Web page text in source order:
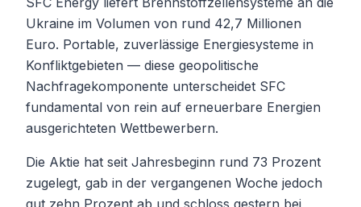
Ukraine im Volumen von rund 42,7 Millionen
Euro. Portable, zuverlässige Energiesysteme in
Konfliktgebieten — diese geopolitische
Nachfragekomponente unterscheidet SFC
fundamental von rein auf erneuerbare Energien
ausgerichteten Wettbewerbern.
Die Aktie hat seit Jahresbeginn rund 73 Prozent
zugelegt, gab in der vergangenen Woche jedoch
gut zehn Prozent ab und schloss gestern bei